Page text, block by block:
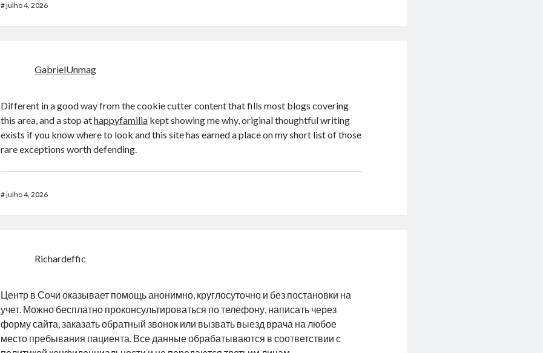
#julho 4, 2026
GabrielUnmag
Different in a good way from the cookie cutter content that fills most blogs covering
this area, and a stop athappyfamilia kept showing me why, original thoughtful writing
exists if you know where to look and this site has earned a place on my short list of those
rare exceptions worth defending.
#julho 4, 2026
Richardeffic
Центр в Сочи оказывает помощь анонимно, круглосуточно и без постановки на
учет. Можно бесплатно проконсультироваться по телефону, написать через
форму сайта, заказать обратный звонок или вызвать выезд врача на любое
место пребывания пациента. Все данные обрабатываются в соответствии с